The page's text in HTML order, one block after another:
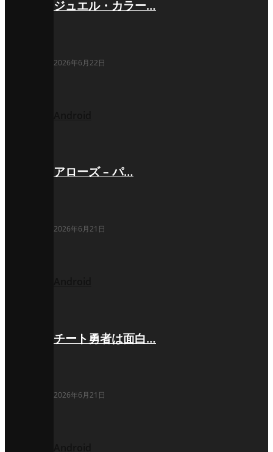
ジュエル・カラー…
2026年6月22日
アローズ – パ…
2026年6月21日
チート勇者は面白…
2026年6月21日